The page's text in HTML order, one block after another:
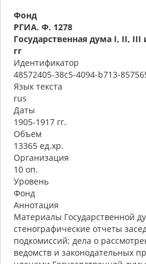
Фонд
РГИА. Ф. 1278
Государственная дума I, II, III
гг
Идентификатор
48572405-38c5-4094-b713-
Язык текста
rus
Даты
1905-1917 гг.
Объем
13365 ед.хр.
Организация
10 оп.
Уровень
Фонд
Аннотация
Материалы Государственной
стенографические отчеты
подкомиссий; дела о
ведомств и законодательных